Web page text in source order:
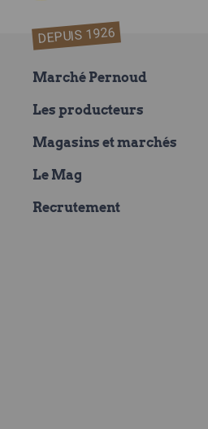
DEPUIS 1926
Marché Pernoud
Les producteurs
Magasins et marchés
Le Mag
Recrutement